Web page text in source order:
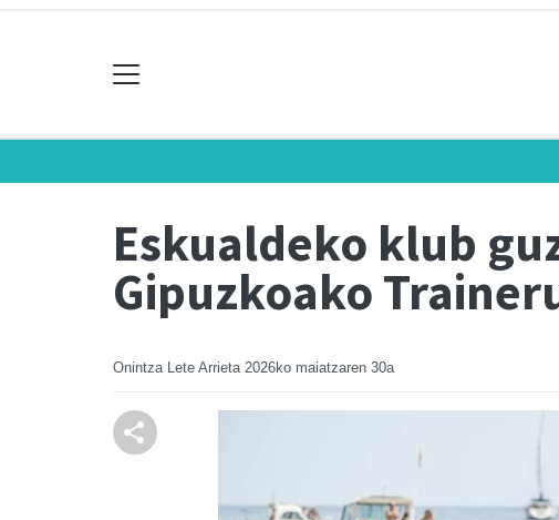
Eskualdeko klub
Gipuzkoako
Onintza Lete Arrieta 2026ko maiatzaren 30a